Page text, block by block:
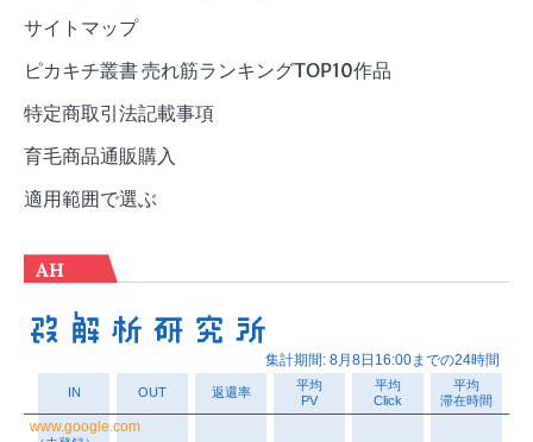
サイトマップ
ピカキチ叢書 売れ筋ランキングTOP10作品
特定商取引法記載事項
育毛商品通販購入
適用範囲で選ぶ
AH